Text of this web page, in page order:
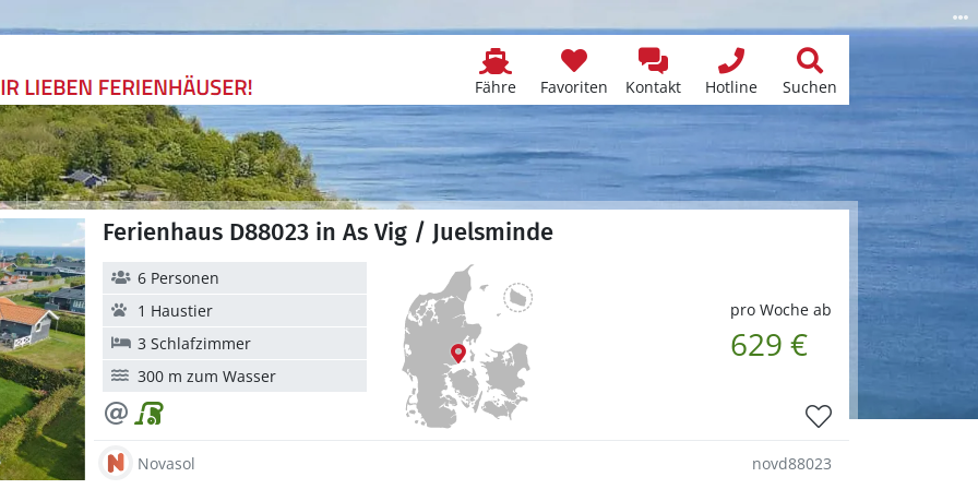
Fähre Favoriten Kontakt Hotline Suchen
Ferienhaus D88023 in As Vig / Juelsminde
pro Woche ab
629 €
6 Personen
1 Haustier
3 Schlafzimmer
300 m zum Wasser
Novasol novd88023